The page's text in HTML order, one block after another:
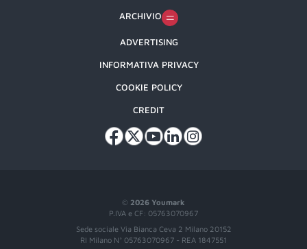
© 2026 Youmark
P.IVA e CF: 05763070967
Sede sociale Via Bianca Ceva 2 Milano 20152
RI Milano N° 05763070967 - REA 1847551
ARCHIVIO
ADVERTISING
INFORMATIVA PRIVACY
COOKIE POLICY
CREDIT